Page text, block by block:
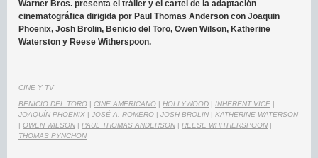
Warner Bros. presenta el tráiler y el cartel de la adaptación
cinematográfica dirigida por Paul Thomas Anderson con Joaquin
Phoenix, Josh Brolin, Benicio del Toro, Owen Wilson, Katherine
Waterston y Reese Witherspoon.
CINE Y TV
BENICIO DEL TORO | CINE AMERICANO | HOLLYWOOD | INHERENT VICE |
JOAQUÍN PHOENIX | JOSÉ A. ROMERO | JOSH BROLIN | KATHERINE WATERSON
| OWEN WILSON | PAUL THOMAS ANDERSON | REESE WHITHERSPOON |
THOMAS PYNCHON